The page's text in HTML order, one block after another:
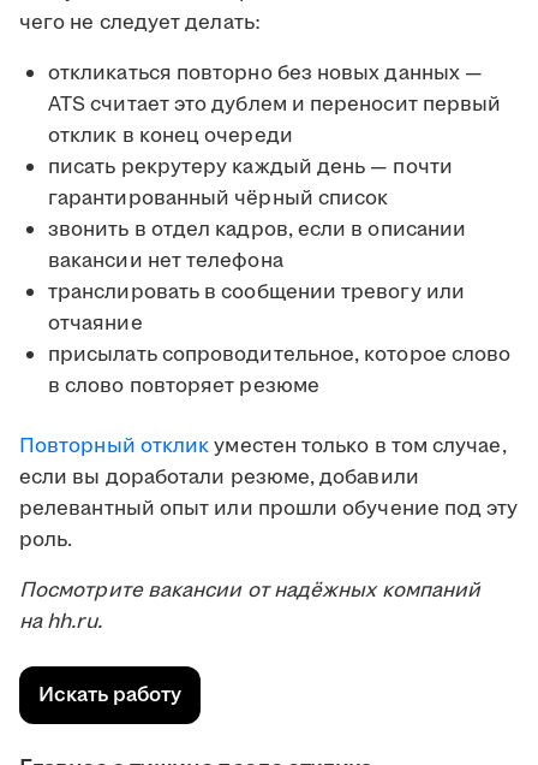
чего не следует делать:
откликаться повторно без новых данных —
ATS считает это дублем и переносит первый
отклик в конец очереди
писать рекрутеру каждый день — почти
гарантированный чёрный список
звонить в отдел кадров, если в описании
вакансии нет телефона
транслировать в сообщении тревогу или
отчаяние
присылать сопроводительное, которое слово
в слово повторяет резюме
Повторный откликуместен только в том случае,
если вы доработали резюме, добавили
релевантный опыт или прошли обучение под эту
роль.
Посмотрите вакансии от надёжных компаний
на hh.ru.
Искать работу